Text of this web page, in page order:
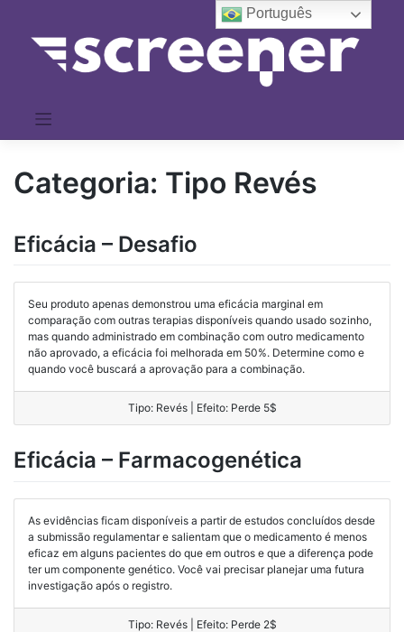
conteúdo
Categoria: Tipo Revés
Eficácia – Desafio
Seu produto apenas demonstrou uma eficácia marginal em
comparação com outras terapias disponíveis quando usado sozinho,
mas quando administrado em combinação com outro medicamento
não aprovado, a eficácia foi melhorada em 50%. Determine como e
quando você buscará a aprovação para a combinação.
Tipo: Revés | Efeito: Perde 5$
Eficácia – Farmacogenética
As evidências ficam disponíveis a partir de estudos concluídos desde
a submissão regulamentar e salientam que o medicamento é menos
eficaz em alguns pacientes do que em outros e que a diferença pode
ter um componente genético. Você vai precisar planejar uma futura
investigação após o registro.
Tipo: Revés | Efeito: Perde 2$
Português